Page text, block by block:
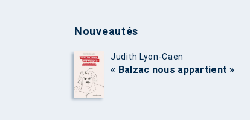
Nouveautés
Judith Lyon-Caen
« Balzac nous appartient »